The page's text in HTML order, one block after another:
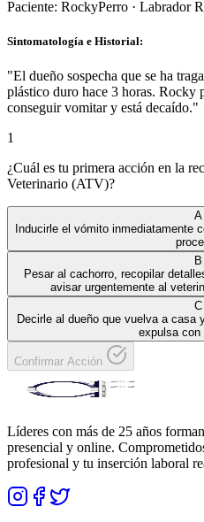
Paciente: RockyPerro · Labrador
Sintomatología e Historial:
"El dueño sospecha que se ha
plástico duro hace 3 horas. Rocky
conseguir vomitar y está decaído."
1
¿Cuál es tu primera acción en la
Veterinario (ATV)?
A
Inducirle el vómito inmediatamente
B
Pesar al cachorro, recopilar
avisar urgentemente al
C
Decirle al dueño que vuelva a casa
expulsa con
Confirmar Acción
Líderes con más de 25 años
presencial y online.
profesional y tu inserción laboral